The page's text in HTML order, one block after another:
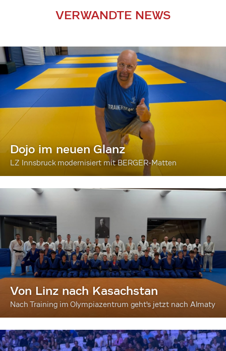
VERWANDTE NEWS
Dojo im neuen Glanz
LZ Innsbruck modernisiert mit BERGER-Matten
Von Linz nach Kasachstan
Nach Training im Olympiazentrum geht's jetzt nach Almaty